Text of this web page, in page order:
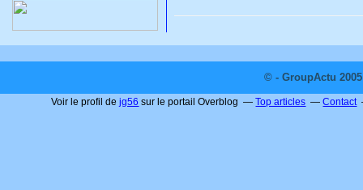
© - GroupActu
Voir le profil dejg56 sur le portail Overblog Top articles Contact